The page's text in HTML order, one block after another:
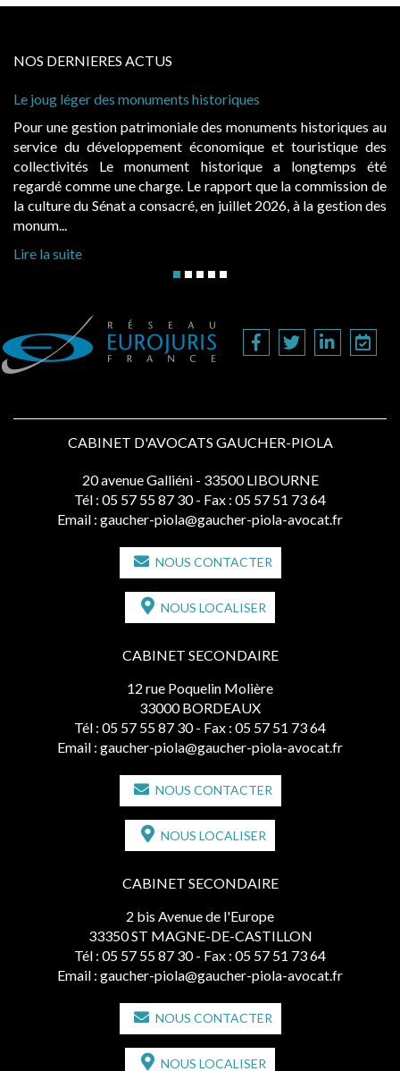
NOS DERNIERES ACTUS
Le joug léger des monuments historiques
Pour une gestion patrimoniale des monuments historiques au
service du développement économique et touristique des
collectivités Le monument historique a longtemps été
regardé comme une charge. Le rapport que la commission de
la culture du Sénat a consacré, en juillet 2026, à la gestion des
monum...
Lire la suite
CABINET D'AVOCATS GAUCHER-PIOLA
20 avenue Galliéni - 33500 LIBOURNE
Tél : 05 57 55 87 30 - Fax : 05 57 51 73 64
Email : gaucher-piola@gaucher-piola-avocat.fr
NOUS CONTACTER
NOUS LOCALISER
CABINET SECONDAIRE
12 rue Poquelin Molière
33000 BORDEAUX
Tél : 05 57 55 87 30 - Fax : 05 57 51 73 64
Email : gaucher-piola@gaucher-piola-avocat.fr
NOUS CONTACTER
NOUS LOCALISER
CABINET SECONDAIRE
2 bis Avenue de l'Europe
33350 ST MAGNE-DE-CASTILLON
Tél : 05 57 55 87 30 - Fax : 05 57 51 73 64
Email : gaucher-piola@gaucher-piola-avocat.fr
NOUS CONTACTER
NOUS LOCALISER